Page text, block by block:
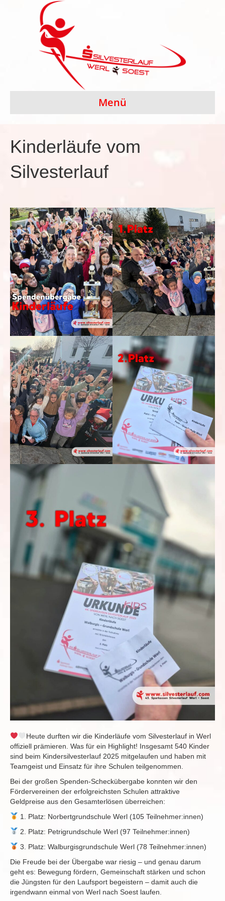
Menü
Kinderläufe vom
Silvesterlauf
Heute durften wir die Kinderläufe vom Silvesterlauf in Werl
offiziell prämieren. Was für ein Highlight! Insgesamt 540 Kinder
sind beim Kindersilvesterlauf 2025 mitgelaufen und haben mit
Teamgeist und Einsatz für ihre Schulen teilgenommen.
Bei der großen Spenden-Scheckübergabe konnten wir den
Fördervereinen der erfolgreichsten Schulen attraktive
Geldpreise aus den Gesamterlösen überreichen:
1. Platz: Norbertgrundschule Werl (105 Teilnehmer:innen)
2. Platz: Petrigrundschule Werl (97 Teilnehmer:innen)
3. Platz: Walburgisgrundschule Werl (78 Teilnehmer:innen)
Die Freude bei der Übergabe war riesig – und genau darum
geht es: Bewegung fördern, Gemeinschaft stärken und schon
die Jüngsten für den Laufsport begeistern – damit auch die
irgendwann einmal von Werl nach Soest laufen.